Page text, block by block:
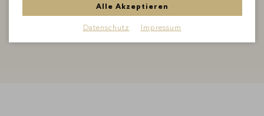
Alle Akzeptieren
Datenschutz Impressum